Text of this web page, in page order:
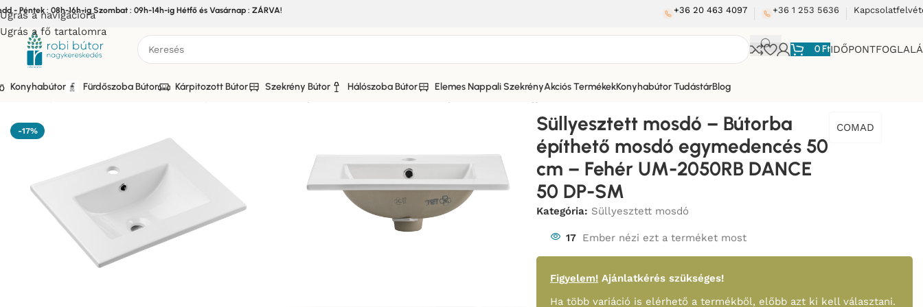
Ugrás a navigációra
Ugrás a fő tartalomra
- Péntek : 08h-16h-ig Szombat : 09h-14h-ig Hétfő és Vasárnap : ZÁRVA! +36 20 463 4097 +36 1 253 5636
0Ft
Konyhabútor Fürdőszoba Bútor Kárpitozott Bútor Szekrény Bútor Hálószoba Bútor Elemes Nappali SzekrényAkciós TermékekKonyhabútor TudástárBlog
Kezdőlap Süllyesztett mosdó Süllyesztett mosdó – Bútorba építhető mosdó egymedencés 50 cm – Fehér UM-2050RB DANCE 50 DP-SM
-17%
Süllyesztett mosdó – Bútorba
építhető mosdó egymedencés 50
cm – Fehér UM-2050RB DANCE
50 DP-SM
COMAD
Kategória: Süllyesztett mosdó
17 Ember nézi ezt a terméket most
Figyelem! Ajánlatkérés szükséges!
Ha több variáció is elérhető a termékből, előbb azt ki kell választani.